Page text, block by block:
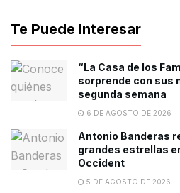
Te Puede Interesar
“La Casa de los
sorprende con sus
segunda semana
6 DE AGOSTO DE 2026
Antonio Banderas
grandes estrellas
Occident
5 DE AGOSTO DE 2026